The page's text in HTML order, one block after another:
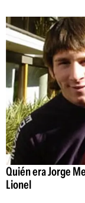
Quién era Jorge
Lionel